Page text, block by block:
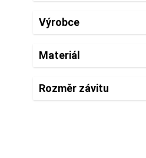
Výrobce
Materiál
Rozměr závitu